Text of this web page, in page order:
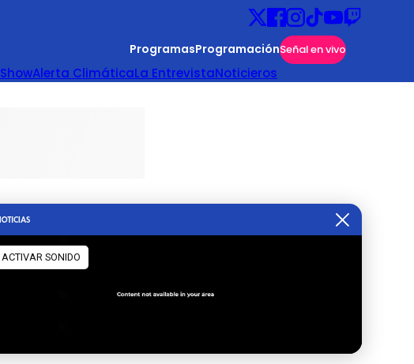
ProgramasProgramaciónSeñal en vivo
ShowAlerta ClimáticaLa EntrevistaNoticieros